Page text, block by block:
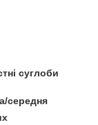
суглоби
середня